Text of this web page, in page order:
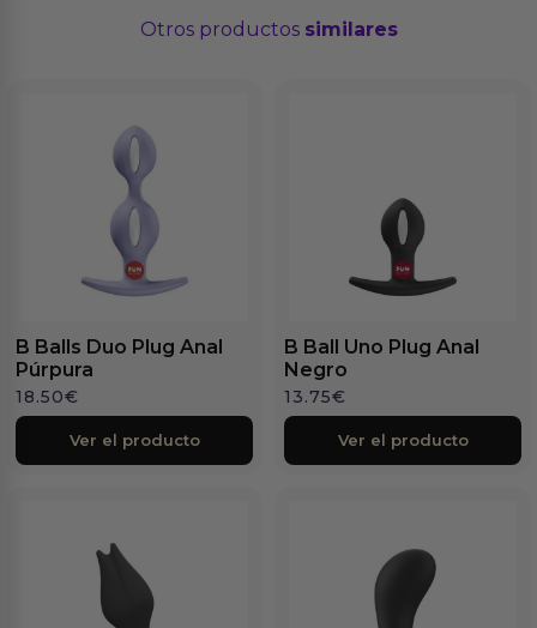
Otros productos similares
B Balls Duo Plug Anal
Púrpura
18.50€
Ver el producto
B Ball Uno Plug Anal
Negro
13.75€
Ver el producto